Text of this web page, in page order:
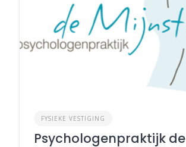
FYSIEKE VESTIGING
Psychologenpraktijk de